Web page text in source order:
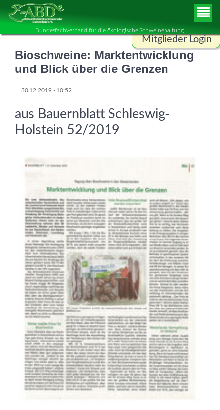
Bundesfachverband für die ökologische Schweinehaltung
Mitglieder Login
Benutzername
Bioschweine: Marktentwicklung
und Blick über die Grenzen
30.12.2019 - 10:52
aus Bauernblatt Schleswig-
Holstein 52/2019